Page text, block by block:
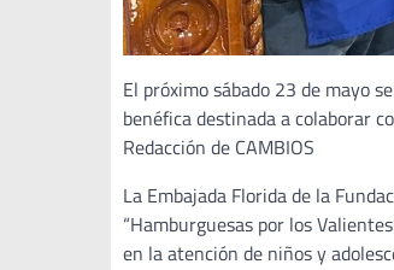
El próximo sábado 23 de mayo
benéfica destinada a colaborar
Redacción de CAMBIOS
La Embajada Florida de la
“Hamburguesas por los
en la atención de niños y